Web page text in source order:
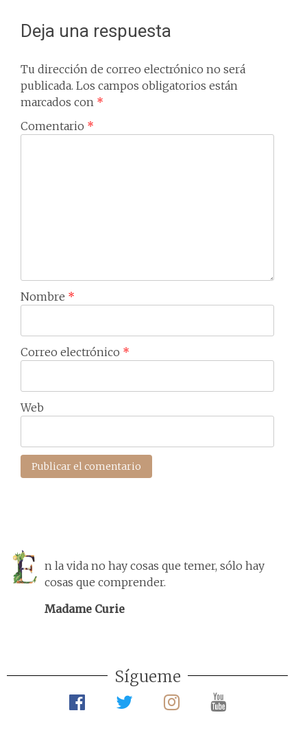
Deja una respuesta
Tu dirección de correo electrónico no será
publicada. Los campos obligatorios están
marcados con *
Comentario *
Nombre *
Correo electrónico *
Web
n la vida no hay cosas que temer, sólo hay
cosas que comprender.
Madame Curie
Sígueme